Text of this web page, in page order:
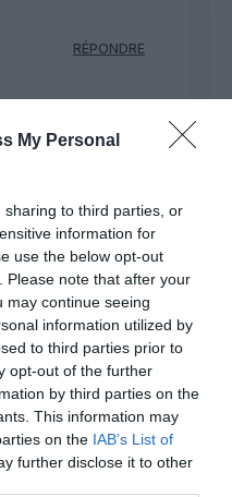
My Personal
to third parties, or
information for
use the below opt-out
Please note that after your
may continue seeing
information utilized by
to third parties prior to
opt-out of the further
by third parties on the
This information may
on the IAB’s List of
further disclose it to other
RÉPONDRE
recevoir tres
RÉPONDRE
45 min
inter-îles ? Ils ne sont plus